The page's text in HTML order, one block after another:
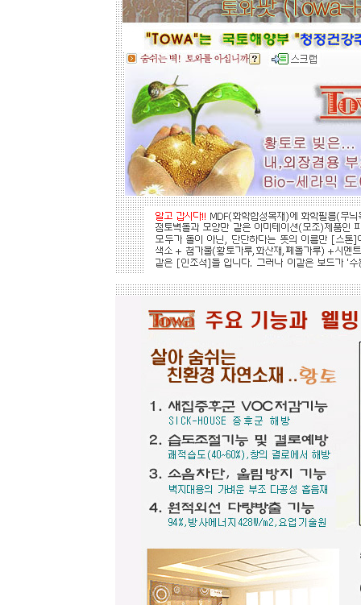
부조로 조각된 최고의 작품을 인
테리어 마감자재로 활용하여 집안품
격을 업그레이드해 보세요.